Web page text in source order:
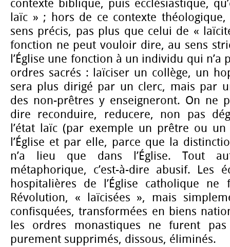
contexte biblique, puis ecclésiastique,
laïc » ; hors de ce contexte théologique,
sens précis, pas plus que celui de «
fonction ne peut vouloir dire, au sens
l’Église une fonction à un individu qui n’a
ordres sacrés : laïciser un collège, un
sera plus dirigé par un clerc, mais par
des non-prêtres y enseigneront. On ne
dire reconduire, reducere, non pas
l’état laïc (par exemple un prêtre ou
l’Église et par elle, parce que la
n’a lieu que dans l’Église. Tout
métaphorique, c’est-à-dire abusif. Les
hospitalières de l’Église catholique
Révolution, « laïcisées », mais
confisquées, transformées en biens
les ordres monastiques ne furent
purement supprimés, dissous, éliminés.